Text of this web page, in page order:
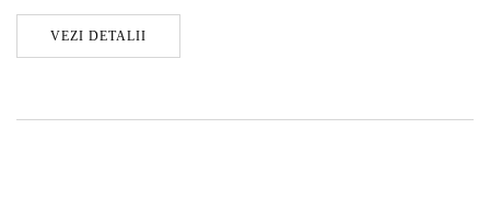
VEZI DETALII